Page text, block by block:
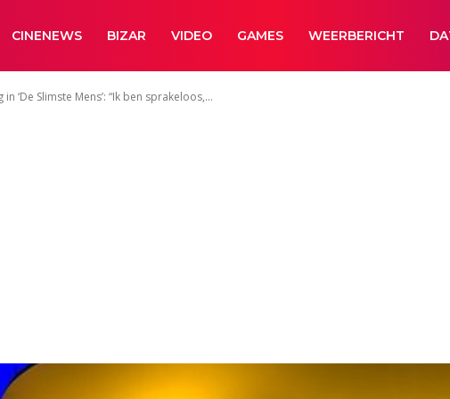
CINENEWS BIZAR VIDEO GAMES WEERBERICHT
‘De Slimste Mens’: “Ik ben sprakeloos,...